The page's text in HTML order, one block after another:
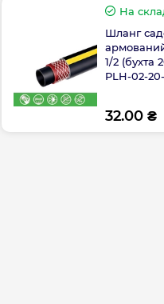
Гарантія
На
Шланг
1/2 (бухта
PLH-02-
32.00 ₴